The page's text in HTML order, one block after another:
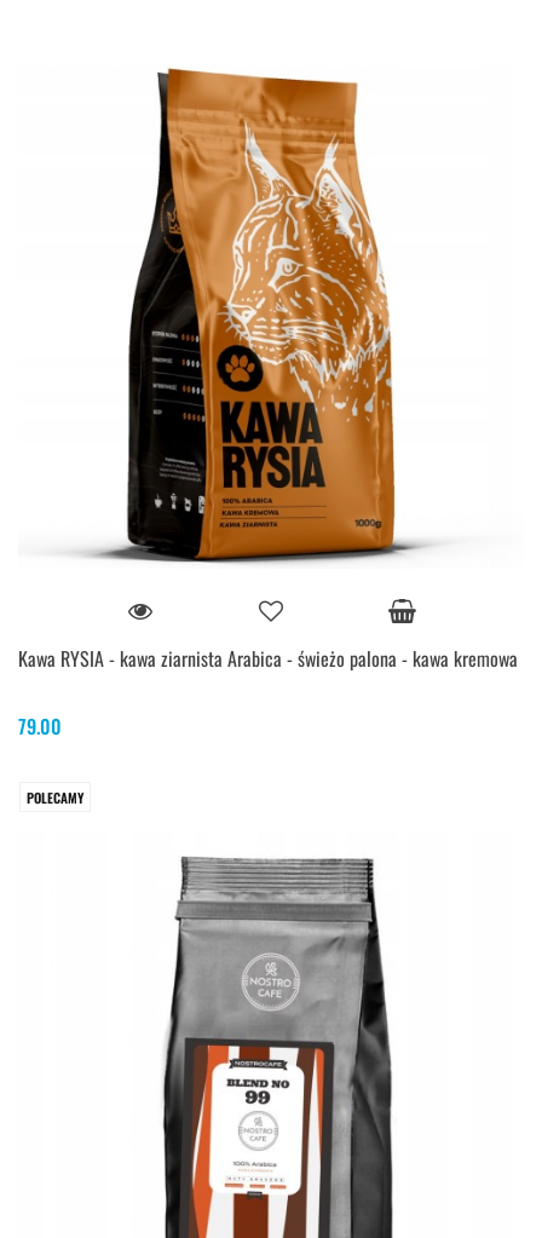
Kawa RYSIA - kawa ziarnista Arabica - świeżo palona - kawa kremowa
79.00
POLECAMY